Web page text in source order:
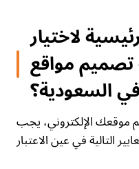
لاختيار
مواقع
في السعودية؟
موقعك الإلكتروني، يجب